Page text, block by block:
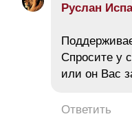
Руслан
Спросите у
или он Вас
Ответить